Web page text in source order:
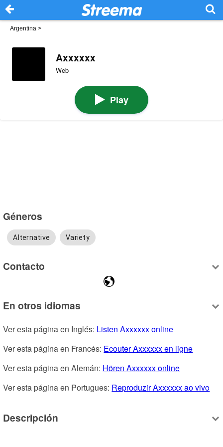
Argentina >
Axxxxxx
Web
Play
Géneros
Alternative Variety
Contacto
En otros idiomas
Ver esta página en Inglés: Listen Axxxxxx online
Ver esta página en Francés: Ecouter Axxxxxx en ligne
Ver esta página en Alemán: Hören Axxxxxx online
Ver esta página en Portugues: Reproduzir Axxxxxx ao vivo
Descripción